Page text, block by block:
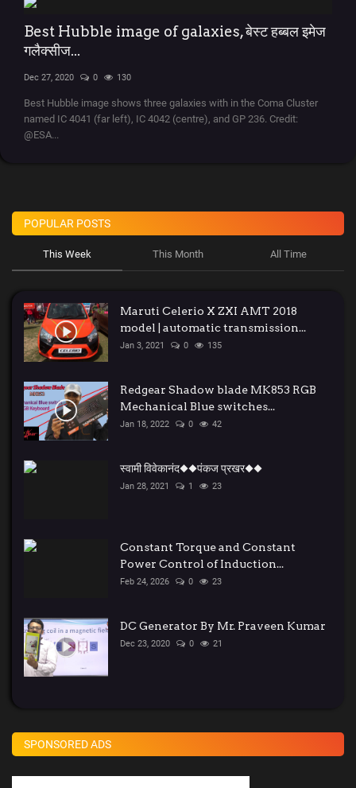
Best Hubble image of galaxies, बेस्ट हब्बल इमेज
गलैक्सीज...
Dec 27, 2020 0 130
Best Hubble image shows three galaxies with in the Coma Cluster
named IC 4041 (far left), IC 4042 (centre), and GP 236. Credit:
@ESA...
POPULAR POSTS
This Week This Month All Time
Maruti Celerio X ZXI AMT 2018
model | automatic transmission...
Jan 3, 2021 0 135
Redgear Shadow blade MK853 RGB
Mechanical Blue switches...
Jan 18, 2022 0 42
स्वामी विवेकानंद◆◆पंकज प्रखर◆◆
Jan 28, 2021 1 23
Constant Torque and Constant
Power Control of Induction...
Feb 24, 2026 0 23
DC Generator By Mr. Praveen Kumar
Dec 23, 2020 0 21
SPONSORED ADS